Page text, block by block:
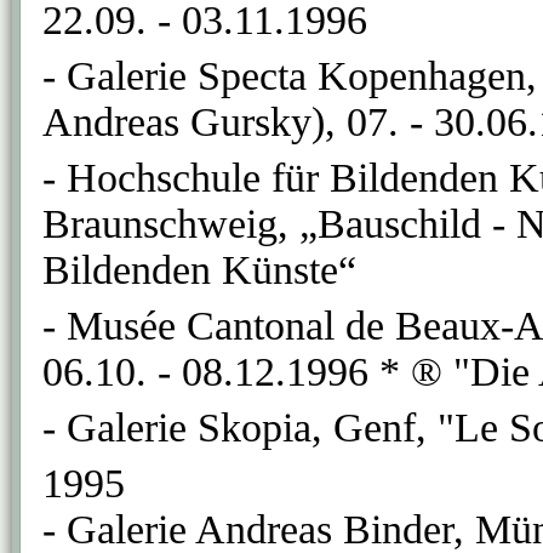
22.09. - 03.11.1996
- Galerie Specta
Andreas Gursky), 07. -
- Hochschule für Bildenden
Braunschweig, „Bauschild -
Bildenden Künste“
- Musée Cantonal de Beaux-
06.10. - 08.12.1996 * ® "Die
- Galerie Skopia, Genf, "Le
1995
- Galerie Andreas Binder,